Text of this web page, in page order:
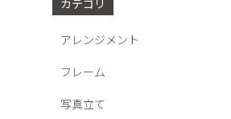
カテゴリ
アレンジメント
フレーム
写真立て